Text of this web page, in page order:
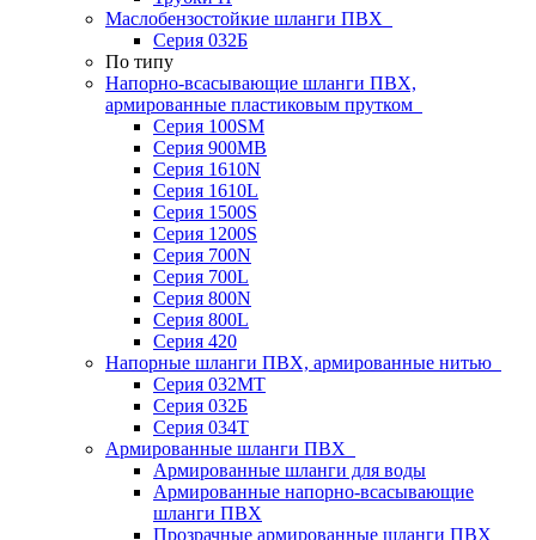
Маслобензостойкие шланги ПВХ
Серия 032Б
По типу
Напорно-всасывающие шланги ПВХ,
армированные пластиковым прутком
Серия 100SM
Серия 900MB
Серия 1610N
Серия 1610L
Серия 1500S
Серия 1200S
Серия 700N
Серия 700L
Серия 800N
Серия 800L
Серия 420
Напорные шланги ПВХ, армированные нитью
Серия 032МТ
Серия 032Б
Серия 034Т
Армированные шланги ПВХ
Армированные шланги для воды
Армированные напорно-всасывающие
шланги ПВХ
Прозрачные армированные шланги ПВХ